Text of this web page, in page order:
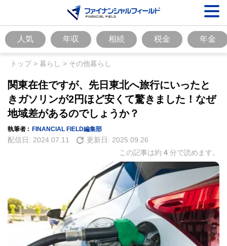
人気 年収 相続 税金 年金
トップ> 暮らし > その他暮らし
関東在住ですが、先日東北へ旅行にいったと
きガソリンが2円ほど安くて驚きました！なぜ
地域差があるのでしょうか？
執筆者 : FINANCIAL FIELD編集部
配信日: 2024.07.11 更新日: 2025.09.26
この記事は約 4 分で読めます。